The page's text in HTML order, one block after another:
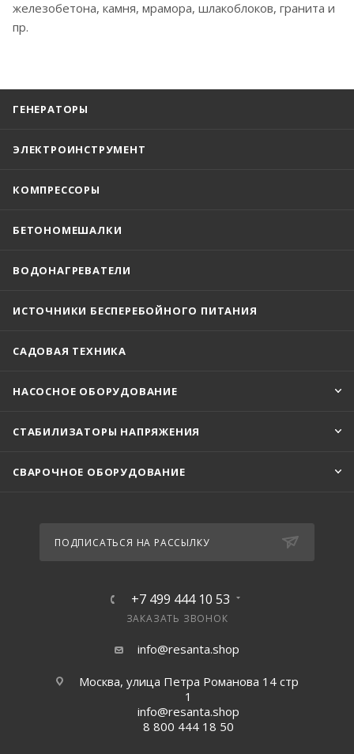
железобетона, камня, мрамора, шлакоблоков, гранита и
пр.
ГЕНЕРАТОРЫ
ЭЛЕКТРОИНСТРУМЕНТ
КОМПРЕССОРЫ
БЕТОНОМЕШАЛКИ
ВОДОНАГРЕВАТЕЛИ
ИСТОЧНИКИ БЕСПЕРЕБОЙНОГО ПИТАНИЯ
САДОВАЯ ТЕХНИКА
НАСОСНОЕ ОБОРУДОВАНИЕ
СТАБИЛИЗАТОРЫ НАПРЯЖЕНИЯ
СВАРОЧНОЕ ОБОРУДОВАНИЕ
ПОДПИСАТЬСЯ НА РАССЫЛКУ
+7 499 444 10 53
ЗАКАЗАТЬ ЗВОНОК
info@resanta.shop
Москва, улица Петра Романова 14 стр
1
info@resanta.shop
8 800 444 18 50